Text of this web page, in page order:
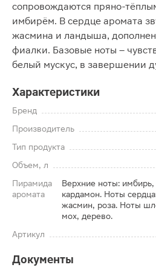
сопровождаются пряно-
имбирём. В сердце аромата
жасмина и ландыша,
фиалки. Базовые ноты –
белый мускус, в завершении
Характеристики
Бренд
Производитель
Тип продукта
Объем, л
Пирамида
аромата
Верхние ноты:
кардамон. Ноты
жасмин, роза. Ноты
мох, дерево.
Артикул
Документы